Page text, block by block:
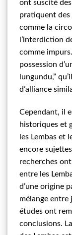
ont suscité
pratiquent des
comme la
l’interdiction
comme
possession
lungundu,”
d’alliance
Cependant, il
historiques et
les Lembas et
encore
recherches
entre les
d’une origine
mélange entre
études ont
conclusions.